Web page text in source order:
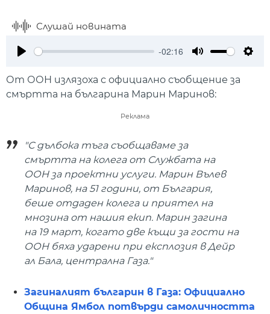
Слушай новината
-02:16
От ООН излязоха с официално съобщение за
смъртта на българина Марин Маринов:
Реклама
"С дълбока тъга съобщаваме за
смъртта на колега от Службата на
ООН за проектни услуги. Марин Вълев
Маринов, на 51 години, от България,
беше отдаден колега и приятел на
мнозина от нашия екип. Марин загина
на 19 март, когато две къщи за гости на
ООН бяха ударени при експлозия в Дейр
ал Бала, централна Газа."
Загиналият българин в Газа: Официално
Община Ямбол потвърди самоличността